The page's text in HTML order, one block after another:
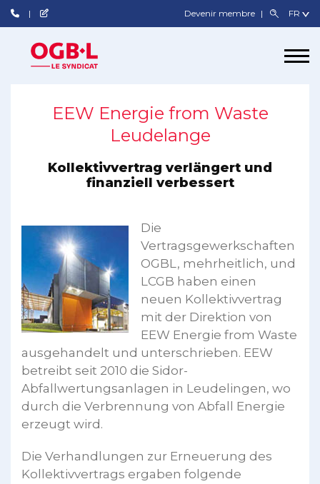
Devenir membre
EEW Energie from Waste
Leudelange
Kollektivvertrag verlängert und
finanziell verbessert
Die
Vertragsgewerkschaften
OGBL, mehrheitlich, und
LCGB haben einen
neuen Kollektivvertrag
mit der Direktion von
EEW Energie from Waste
ausgehandelt und unterschrieben. EEW
betreibt seit 2010 die Sidor-
Abfallwertungsanlagen in Leudelingen, wo
durch die Verbrennung von Abfall Energie
erzeugt wird.
Die Verhandlungen zur Erneuerung des
Kollektivvertrags ergaben folgende